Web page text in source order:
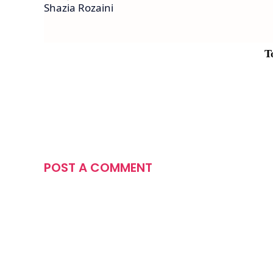
Shazia Rozaini
POST A COMMENT